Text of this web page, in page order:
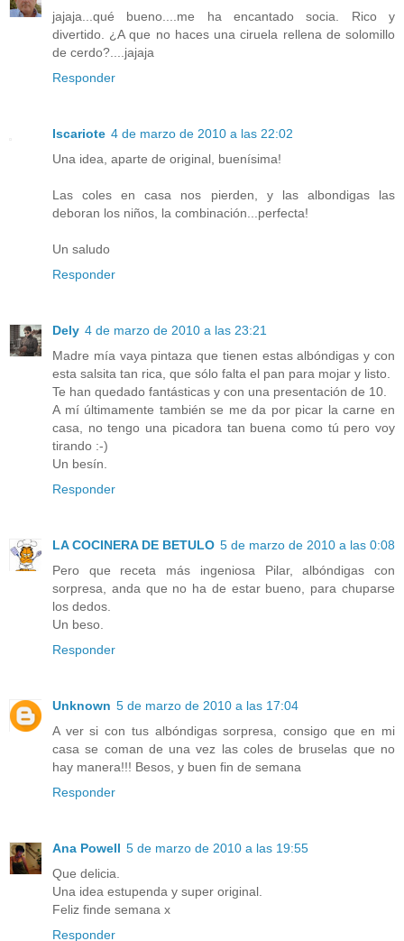
jajaja...qué bueno....me ha encantado socia. Rico y
divertido. ¿A que no haces una ciruela rellena de solomillo
de cerdo?....jajaja
Responder
Iscariote 4 de marzo de 2010 a las 22:02
Una idea, aparte de original, buenísima!
Las coles en casa nos pierden, y las albondigas las
deboran los niños, la combinación...perfecta!
Un saludo
Responder
Dely 4 de marzo de 2010 a las 23:21
Madre mía vaya pintaza que tienen estas albóndigas y con
esta salsita tan rica, que sólo falta el pan para mojar y listo.
Te han quedado fantásticas y con una presentación de 10.
A mí últimamente también se me da por picar la carne en
casa, no tengo una picadora tan buena como tú pero voy
tirando :-)
Un besín.
Responder
LA COCINERA DE BETULO 5 de marzo de 2010 a las 0:08
Pero que receta más ingeniosa Pilar, albóndigas con
sorpresa, anda que no ha de estar bueno, para chuparse
los dedos.
Un beso.
Responder
Unknown 5 de marzo de 2010 a las 17:04
A ver si con tus albóndigas sorpresa, consigo que en mi
casa se coman de una vez las coles de bruselas que no
hay manera!!! Besos, y buen fin de semana
Responder
Ana Powell 5 de marzo de 2010 a las 19:55
Que delicia.
Una idea estupenda y super original.
Feliz finde semana x
Responder